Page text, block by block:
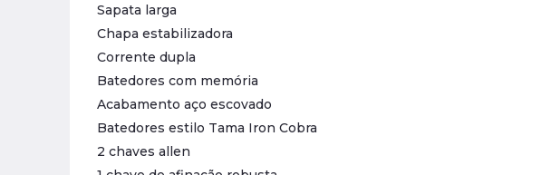
Sapata larga
Chapa estabilizadora
Corrente dupla
Batedores com memória
Acabamento aço escovado
Batedores estilo Tama Iron Cobra
2 chaves allen